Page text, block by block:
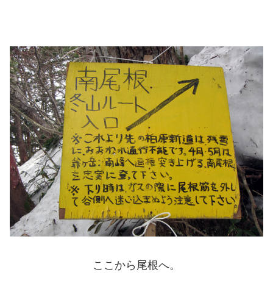
ここから尾根へ。